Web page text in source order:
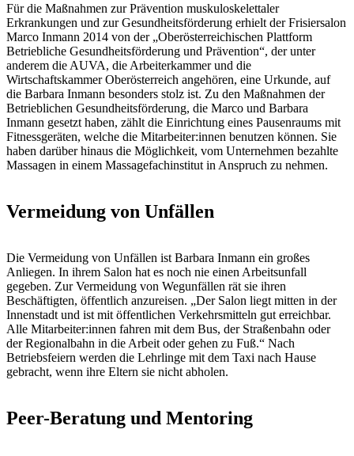
Für die Maßnahmen zur Prävention muskuloskelettaler
Erkrankungen und zur Gesundheitsförderung erhielt der Frisiersalon
Marco Inmann 2014 von der „Oberösterreichischen Plattform
Betriebliche Gesundheitsförderung und Prävention“, der unter
anderem die AUVA, die Arbeiterkammer und die
Wirtschaftskammer Oberösterreich angehören, eine Urkunde, auf
die Barbara Inmann besonders stolz ist. Zu den Maßnahmen der
Betrieblichen Gesundheitsförderung, die Marco und Barbara
Inmann gesetzt haben, zählt die Einrichtung eines Pausenraums mit
Fitnessgeräten, welche die Mitarbeiter:innen benutzen können. Sie
haben darüber hinaus die Möglichkeit, vom Unternehmen bezahlte
Massagen in einem Massagefachinstitut in Anspruch zu nehmen.
Vermeidung von Unfällen
Die Vermeidung von Unfällen ist Barbara Inmann ein großes
Anliegen. In ihrem Salon hat es noch nie einen Arbeitsunfall
gegeben. Zur Vermeidung von Wegunfällen rät sie ihren
Beschäftigten, öffentlich anzureisen. „Der Salon liegt mitten in der
Innenstadt und ist mit öffentlichen Verkehrsmitteln gut erreichbar.
Alle Mitarbeiter:innen fahren mit dem Bus, der Straßenbahn oder
der Regionalbahn in die Arbeit oder gehen zu Fuß.“ Nach
Betriebsfeiern werden die Lehrlinge mit dem Taxi nach Hause
gebracht, wenn ihre Eltern sie nicht abholen.
Peer-Beratung und Mentoring